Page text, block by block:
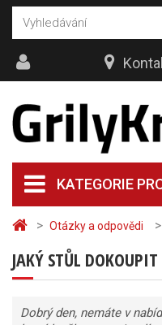
> Otázky a odpovědi >
JAKÝ STŮL
Dobrý den, nemáte v
KATEGORIE